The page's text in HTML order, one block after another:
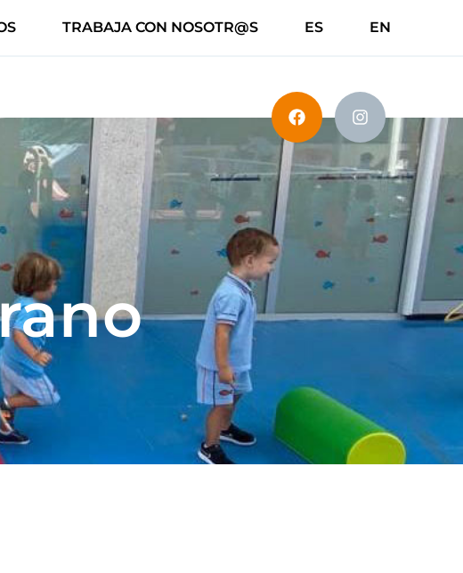
TRABAJA CON NOSOTR@S ES EN